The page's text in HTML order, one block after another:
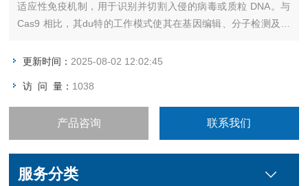
适应性免疫机制，用于识别并切割入侵的病毒或质粒 DNA。与
Cas9 相比，其du特的工作模式使其在基因编辑、分子检测及多
更新时间： 2025-08-02 12:02:45
访 问 量： 1038
产品咨询 联系我们
服务分类